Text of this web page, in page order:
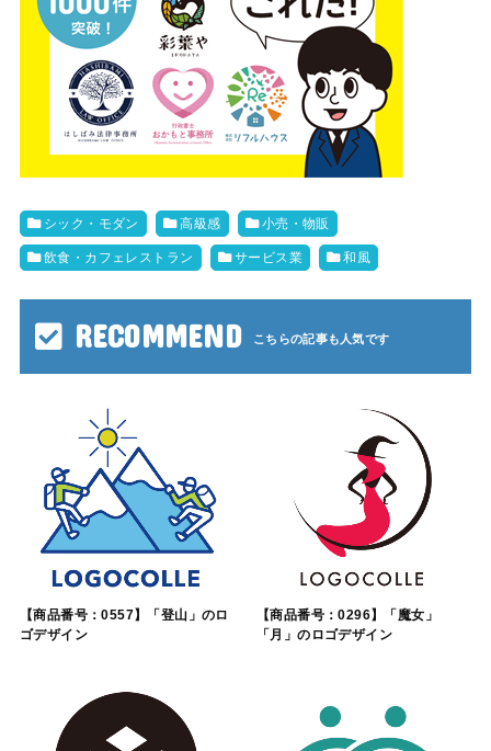
シック・モダン 高級感 小売・物販
飲食・カフェレストラン サービス業 和風
RECOMMEND
【商品番号：0557】「登山」のロ
ゴデザイン
【商品番号：0296】「魔女」
「月」のロゴデザイン